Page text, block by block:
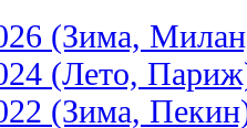
(Зима,
(Лето,
(Зима,